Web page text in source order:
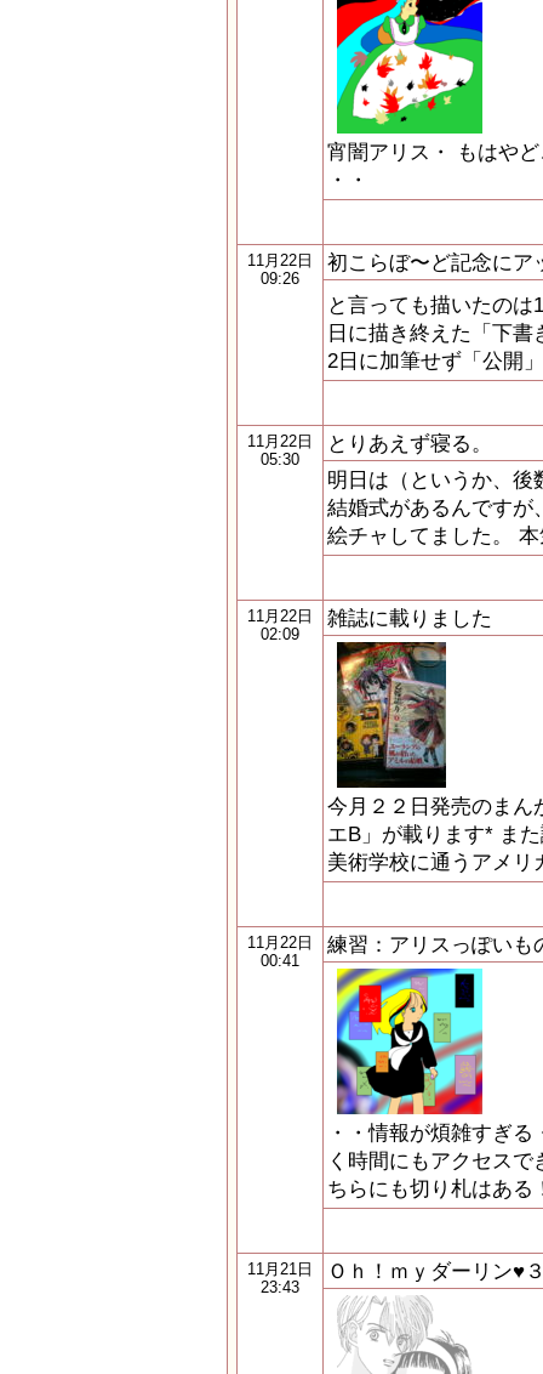
宵闇アリス・ もはや
・・
11月22日
09:26
初こらぼ〜ど記念にア
と言っても描いたのは
日に描き終えた「下
2日に加筆せず「公開
11月22日
05:30
とりあえず寝る。
明日は（というか、後
結婚式があるんですが
絵チャしてました。
11月22日
02:09
雑誌に載りました
今月２２日発売のまん
エB」が載ります* ま
美術学校に通うアメリ
11月22日
00:41
練習：アリスっぽいも
・・情報が煩雑すぎ
く時間にもアクセス
ちらにも切り札はある
11月21日
23:43
Ｏｈ！ｍｙダーリン♥